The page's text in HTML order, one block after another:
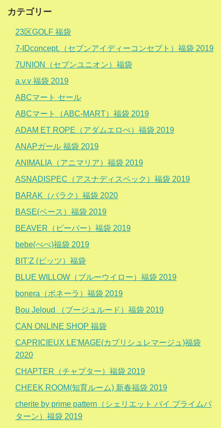
カテゴリー
23区GOLF 福袋
7-IDconcept.（セブンアイディーコンセプト）福袋 2019
7UNION（セブンユニオン）福袋
a.v.v 福袋 2019
ABCマート セール
ABCマート（ABC-MART）福袋 2019
ADAM ET ROPE（アダムエロぺ）福袋 2019
ANAPガール 福袋 2019
ANIMALIA（アニマリア）福袋 2019
ASNADISPEC（アスナディスペック）福袋 2019
BARAK（バラク）福袋 2020
BASE(ベース）福袋 2019
BEAVER（ビーバー）福袋 2019
bebe(べべ)福袋 2019
BIT'Z (ビッツ）福袋
BLUE WILLOW（ブルーウイロー）福袋 2019
bonera（ボネーラ）福袋 2019
Bou Jeloud （ブージュルード）福袋 2019
CAN ONLINE SHOP 福袋
CAPRICIEUX LE'MAGE(カプリシュレマージュ)福袋
2020
CHAPTER（チャプター）福袋 2019
CHEEK ROOM(知育ルーム) 新春福袋 2019
cherite by prime pattern（シェリエット バイ プライムパ
ターン）福袋 2019